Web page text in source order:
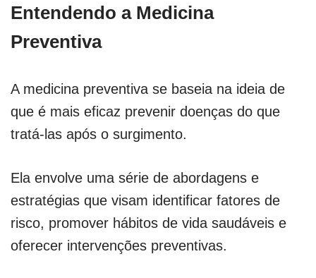
Entendendo a Medicina
Preventiva
A medicina preventiva se baseia na ideia de
que é mais eficaz prevenir doenças do que
tratá-las após o surgimento.
Ela envolve uma série de abordagens e
estratégias que visam identificar fatores de
risco, promover hábitos de vida saudáveis e
oferecer intervenções preventivas.